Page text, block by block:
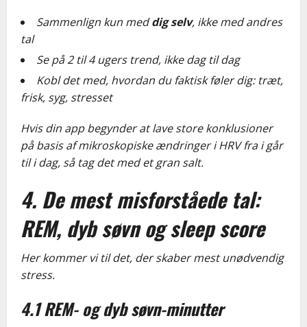
Sammenlign kun meddig selv, ikke med andres
tal
Se på 2 til 4 ugers trend, ikke dag til dag
Kobl det med, hvordan du faktisk føler dig: træt,
frisk, syg, stresset
Hvis din app begynder at lave store konklusioner
på basis af mikroskopiske ændringer i HRV fra i går
til i dag, så tag det med et gran salt.
4. De mest misforståede tal:
REM, dyb søvn og sleep score
Her kommer vi til det, der skaber mest unødvendig
stress.
4.1 REM- og dyb søvn-minutter